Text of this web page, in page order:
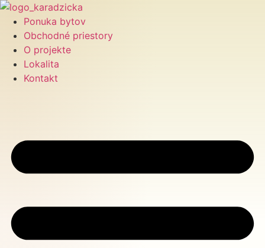
Preskočiť
obsah
Ponuka bytov
Obchodné priestory
O projekte
Lokalita
Kontakt